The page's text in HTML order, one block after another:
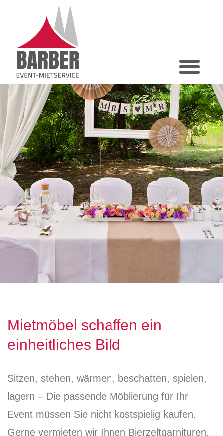
Mietmöbel schaffen ein
einheitliches Bild
Sitzen, stehen, wärmen, beschatten, spielen,
lagern – Die passende Möblierung für Ihr
Event müssen Sie nicht kostspielig kaufen.
Gerne vermieten wir Ihnen Bierzeltgarnituren,